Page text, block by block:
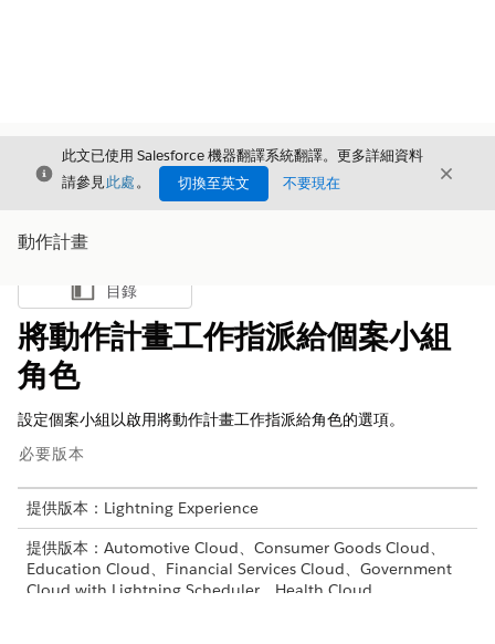
結束
此文已使用 Salesforce 機器翻譯系統翻譯。更多詳細資料
請參見此處。 切換至英文 不要現在 結束
動作計畫
顯示目錄
目錄
將動作計畫工作指派給個案小組
角色
設定個案小組以啟用將動作計畫工作指派給角色的選項。
必要版本
提供版本：Lightning Experience
提供版本：Automotive Cloud、Consumer Goods Cloud、
Education Cloud、Financial Services Cloud、Government
Cloud with Lightning Scheduler、Health Cloud、